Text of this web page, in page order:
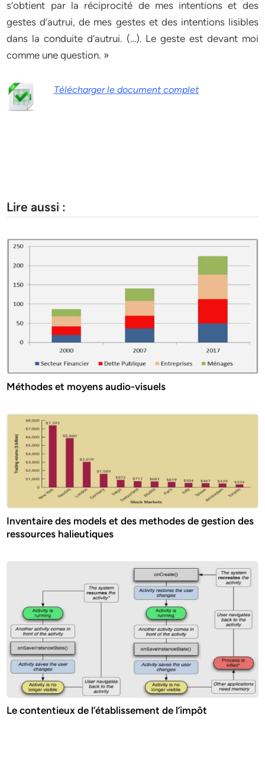
s’obtient par la réciprocité de mes intentions et des
gestes d’autrui, de mes gestes et des intentions lisibles
dans la conduite d’autrui. (…). Le geste est devant moi
comme une question. »
Télécharger le document complet
Lire aussi :
Méthodes et moyens audio-visuels
Inventaire des models et des methodes de gestion des
ressources halieutiques
Le contentieux de l’établissement de l’impôt